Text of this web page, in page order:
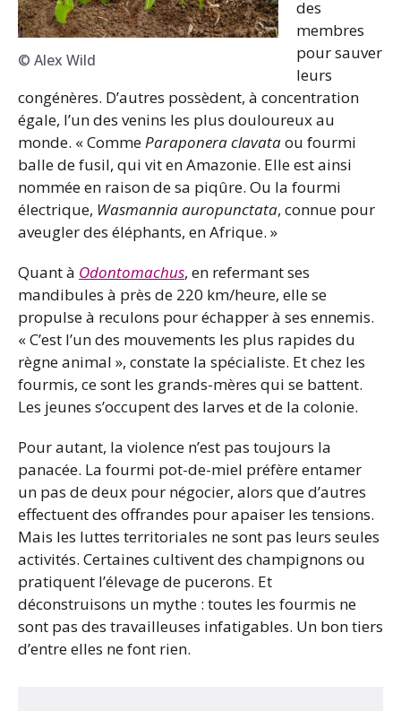
© Alex Wild
des
membres
pour sauver
leurs
congénères. D’autres possèdent, à concentration
égale, l’un des venins les plus douloureux au
monde. « CommeParaponera clavataou fourmi
balle de fusil, qui vit en Amazonie. Elle est ainsi
nommée en raison de sa piqûre. Ou la fourmi
électrique, Wasmannia auropunctata, connue pour
aveugler des éléphants, en Afrique. »
Quant à Odontomachus, en refermant ses
mandibules à près de 220 km/heure, elle se
propulse à reculons pour échapper à ses ennemis.
« C’est l’un des mouvements les plus rapides du
règne animal », constate la spécialiste. Et chez les
fourmis, ce sont les grands-mères qui se battent.
Les jeunes s’occupent des larves et de la colonie.
Pour autant, la violence n’est pas toujours la
panacée. La fourmi pot-de-miel préfère entamer
un pas de deux pour négocier, alors que d’autres
effectuent des offrandes pour apaiser les tensions.
Mais les luttes territoriales ne sont pas leurs seules
activités. Certaines cultivent des champignons ou
pratiquent l’élevage de pucerons. Et
déconstruisons un mythe : toutes les fourmis ne
sont pas des travailleuses infatigables. Un bon tiers
d’entre elles ne font rien.